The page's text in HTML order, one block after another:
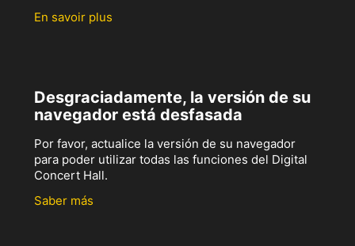
En savoir plus
Desgraciadamente, la versión de su
navegador está desfasada
Por favor, actualice la versión de su navegador
para poder utilizar todas las funciones del Digital
Concert Hall.
Saber más